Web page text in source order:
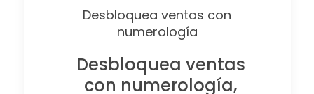
Desbloquea ventas con
numerología
Desbloquea ventas
con numerología,